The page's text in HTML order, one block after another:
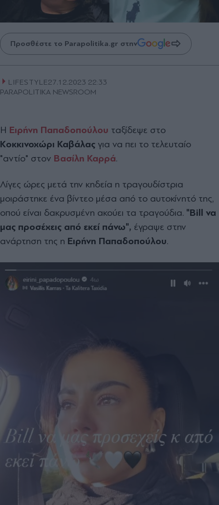
Προσθέστε το Parapolitika.gr στην
LIFESTYLE27.12.2023 22:33
PARAPOLITIKA NEWSROOM
Η Ειρήνη Παπαδοπούλου ταξίδεψε στο
Κοκκινοχώρι Καβάλας για να πει το τελευταίο
"αντίο" στον Βασίλη Καρρά.
Λίγες ώρες μετά την κηδεία η τραγουδίστρια
μοιράστηκε ένα βίντεο μέσα από το αυτοκίνητό της,
οπού είναι δακρυσμένη ακούει τα τραγούδια. "Bill να
μας προσέχεις από εκεί πάνω", έγραψε στην
ανάρτηση της η Ειρήνη Παπαδοπούλου.